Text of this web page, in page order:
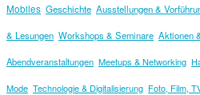
Mobiles Geschichte Ausstellungen &
& Lesungen Workshops & Seminare Aktionen
Abendveranstaltungen Meetups & Networking
Mode Technologie & Digitalisierung Foto, Film,